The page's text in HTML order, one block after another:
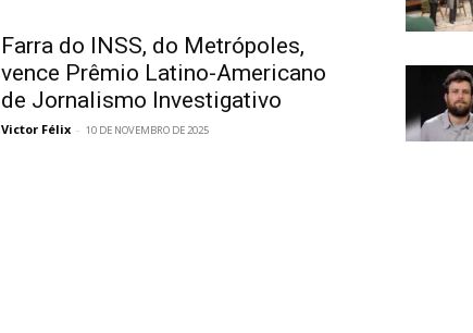
Farra do INSS, do Metrópoles,
vence Prêmio Latino-Americano
de Jornalismo Investigativo
Victor Félix - 10 DE NOVEMBRO DE 2025